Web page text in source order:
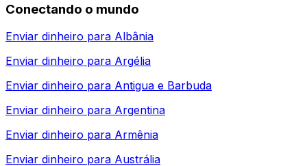
Conectando o mundo
Enviar dinheiro para Albânia
Enviar dinheiro para Argélia
Enviar dinheiro para Antigua e Barbuda
Enviar dinheiro para Argentina
Enviar dinheiro para Armênia
Enviar dinheiro para Austrália